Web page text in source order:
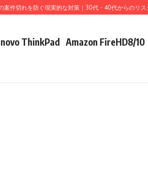
切れを防ぐ現実的な対策｜30代・40代からのリスクヘ
ThinkPad Amazon FireHD8/10